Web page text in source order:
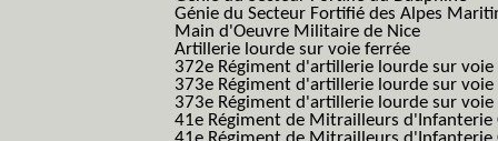
Génie du Secteur Fortifié des Alpes
Main d'Oeuvre Militaire de Nice
Artillerie lourde sur voie ferrée
372e Régiment d'artillerie lourde sur voie
373e Régiment d'artillerie lourde sur voie
373e Régiment d'artillerie lourde sur
41e Régiment de Mitrailleurs d'Infanterie